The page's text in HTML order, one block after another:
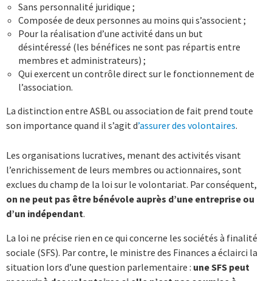
Sans personnalité juridique ;
Composée de deux personnes au moins qui s’associent ;
Pour la réalisation d’une activité dans un but
désintéressé (les bénéfices ne sont pas répartis entre
membres et administrateurs) ;
Qui exercent un contrôle direct sur le fonctionnement de
l’association.
La distinction entre ASBL ou association de fait prend toute
son importance quand il s’agit d’assurer des volontaires.
Les organisations lucratives, menant des activités visant
l’enrichissement de leurs membres ou actionnaires, sont
exclues du champ de la loi sur le volontariat. Par conséquent,
on ne peut pas être bénévole auprès d’une entreprise ou
d’un indépendant.
La loi ne précise rien en ce qui concerne les sociétés à finalité
sociale (SFS). Par contre, le ministre des Finances a éclairci la
situation lors d’une question parlementaire : une SFS peut